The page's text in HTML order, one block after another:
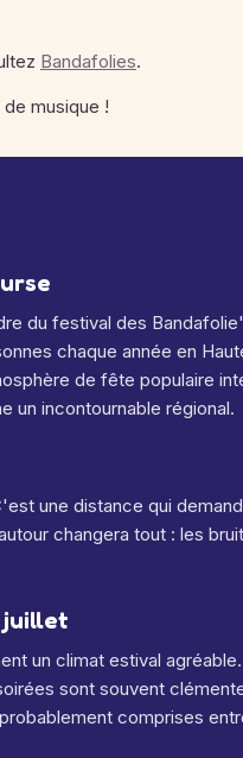
Bandafolies.
musique !
du festival des
chaque année en
de fête populaire
un incontournable régional.
une distance qui
changera tout : les
juillet
un climat estival
sont souvent
comprises